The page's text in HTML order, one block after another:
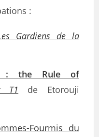
:
Gardiens de la
: the Rule of
T1 de Etorouji
Fourmis du